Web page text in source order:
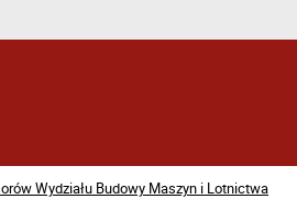
Wydziału Budowy Maszyn i Lotnictwa